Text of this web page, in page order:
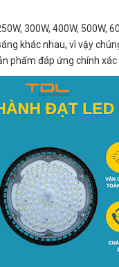
300W, 400W,
khác nhau, vì vậy
phẩm đáp ứng chính